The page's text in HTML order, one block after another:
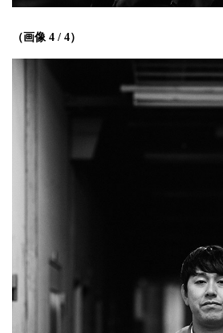
（画像 4 / 4）